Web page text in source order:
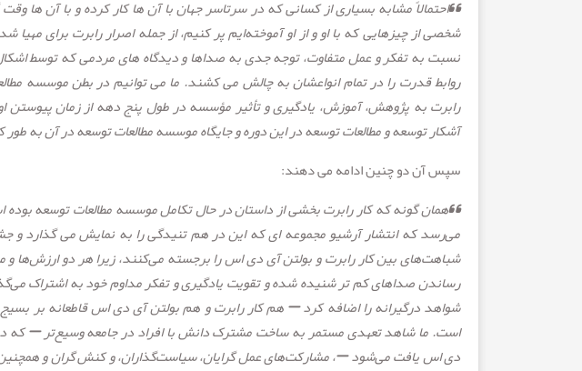
“احتمالاً مشابه بسیاری از کسانی که در سرتاسر جهان با آن ها کار کرده و با آن ها
شخصی از چیزهایی که با او و از او آموخته‌ایم پر کنیم، از جمله اصرار رابرت برای
نسبت به تفکر و عمل متفاوت، توجه جدی به صداها و دیدگاه های مردمی که توسط
روابط قدرت را در تمام انواعشان به چالش می کشند. ما می توانیم در بطن موسسه
رابرت به پژوهش، آموزش، یادگیری و تأثیر مؤسسه در طول پنج دهه از زمان پیوستن
آشکار توسعه و مطالعات توسعه در این دوره و جایگاه موسسه مطالعات توسعه در آن به
سپس آن دو چنین ادامه می دهند:
“همان گونه که کار رابرت بخشی از داستان در حال تکامل موسسه مطالعات توسعه
می‌رسد که انتشار آرشیو مجموعه ای که این در هم تنیدگی را به نمایش می گذارد و
شباهت‌های بین کار رابرت و بولتن آی دی اس را برجسته می‌کنند، زیرا هر دو ارزش‌ها و
رساندن صداهای کم تر شنیده شده و تقویت یادگیری و تفکر مداوم خود به اشتراک
شواهد درگیرانه را اضافه کرد– هم کار رابرت و هم بولتن آی دی اس قاطعانه بر
است. ما شاهد تعهدی مستمر به ساخت مشترک دانش با افراد در جامعه وسیع‌تر – که
دی اس یافت می‌شود –، مشارکت‌های عمل گرایان، سیاست‌گذاران، و کنش گران و